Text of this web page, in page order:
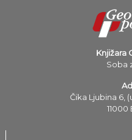
Knjižara
Soba
Čika Ljubina 6,